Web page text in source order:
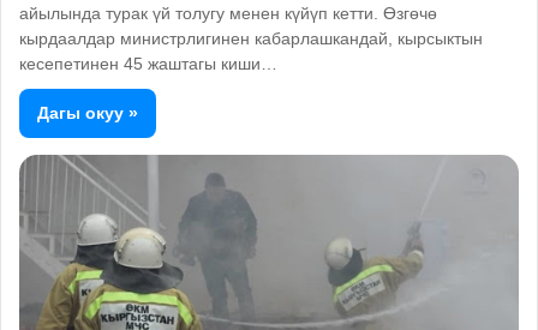
айылында турак үй толугу менен күйүп кетти. Өзгөчө
кырдаалдар министрлигинен кабарлашкандай, кырсыктын
кесепетинен 45 жаштагы киши…
Дагы окуу »